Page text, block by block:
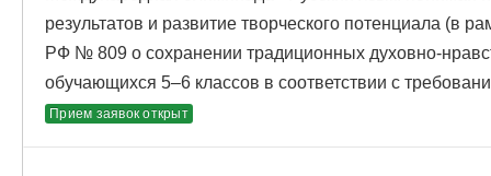
результатов и развитие творческого потенциала (в
РФ № 809 о сохранении традиционных духовно-
обучающихся 5–6 классов в соответствии с
Прием заявок открыт